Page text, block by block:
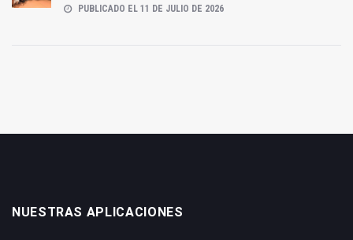
PUBLICADO EL 11 DE JULIO DE 2026
NUESTRAS APLICACIONES